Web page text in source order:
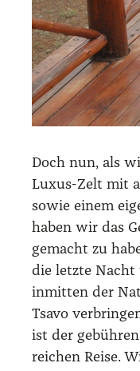
Doch nun, als
Luxus-Zelt mit
sowie einem
haben wir das
gemacht zu
die letz­te Nacht
inmit­ten der
Tsa­vo
ist der
rei­chen Rei­se.